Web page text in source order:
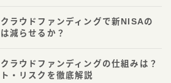
ラウドファンディングで新NISAの
減らせるか？
ラウドファンディングの仕組みは？
・リスクを徹底解説